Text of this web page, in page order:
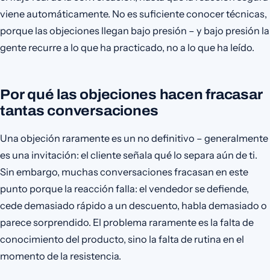
viene automáticamente. No es suficiente conocer técnicas,
porque las objeciones llegan bajo presión – y bajo presión la
gente recurre a lo que ha practicado, no a lo que ha leído.
Por qué las objeciones hacen fracasar
tantas conversaciones
Una objeción raramente es un no definitivo – generalmente
es una invitación: el cliente señala qué lo separa aún de ti.
Sin embargo, muchas conversaciones fracasan en este
punto porque la reacción falla: el vendedor se defiende,
cede demasiado rápido a un descuento, habla demasiado o
parece sorprendido. El problema raramente es la falta de
conocimiento del producto, sino la falta de rutina en el
momento de la resistencia.